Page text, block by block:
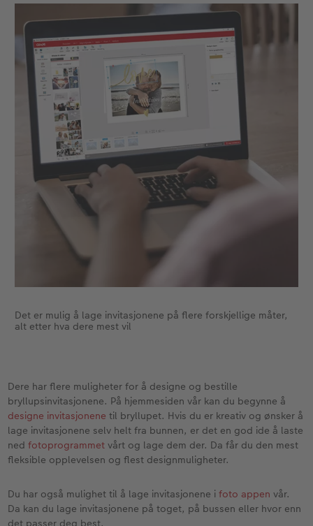
Det er mulig å lage invitasjonene på flere forskjellige måter,
alt etter hva dere mest vil
Dere har flere muligheter for å designe og bestille
bryllupsinvitasjonene. På hjemmesiden vår kan du begynne å
designe invitasjonene til bryllupet. Hvis du er kreativ og ønsker å
lage invitasjonene selv helt fra bunnen, er det en god ide å laste
nedfotoprogrammet vårt og lage dem der. Da får du den mest
fleksible opplevelsen og flest designmuligheter.
Du har også mulighet til å lage invitasjonene ifoto appen vår.
Da kan du lage invitasjonene på toget, på bussen eller hvor enn
det passer deg best.